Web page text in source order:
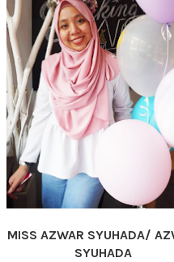
MISS AZWAR SYUHADA/
SYUHADA